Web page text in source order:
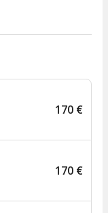
170 €
170 €